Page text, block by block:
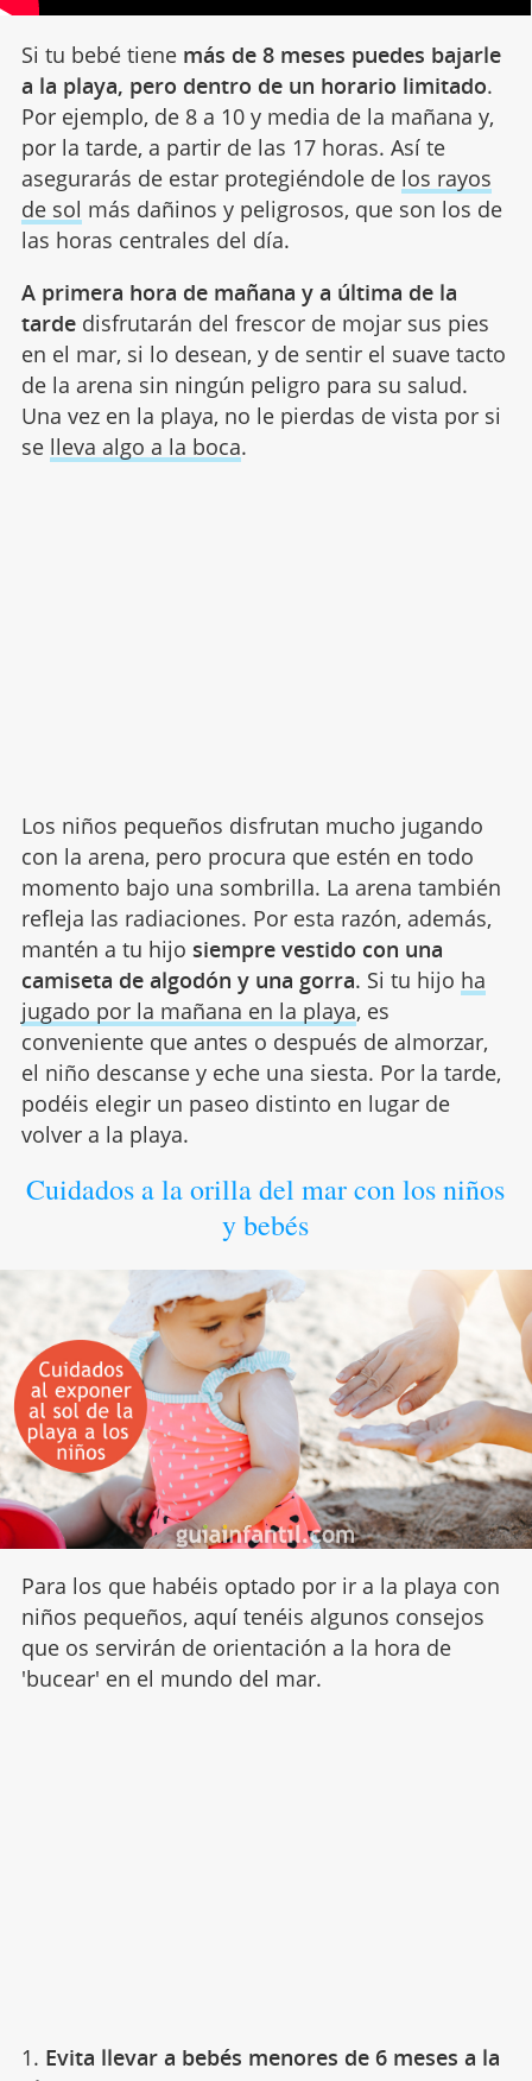
Si tu bebé tiene más de 8 meses puedes bajarle
a la playa, pero dentro de un horario limitado.
Por ejemplo, de 8 a 10 y media de la mañana y,
por la tarde, a partir de las 17 horas. Así te
asegurarás de estar protegiéndole de los rayos
de sol más dañinos y peligrosos, que son los de
las horas centrales del día.
A primera hora de mañana y a última de la
tardedisfrutarán del frescor de mojar sus pies
en el mar, si lo desean, y de sentir el suave tacto
de la arena sin ningún peligro para su salud.
Una vez en la playa, no le pierdas de vista por si
se lleva algo a la boca.
Los niños pequeños disfrutan mucho jugando
con la arena, pero procura que estén en todo
momento bajo una sombrilla. La arena también
refleja las radiaciones. Por esta razón, además,
mantén a tu hijo siempre vestido con una
camiseta de algodón y una gorra. Si tu hijo ha
jugado por la mañana en la playa, es
conveniente que antes o después de almorzar,
el niño descanse y eche una siesta. Por la tarde,
podéis elegir un paseo distinto en lugar de
volver a la playa.
Cuidados a la orilla del mar con los niños
y bebés
Para los que habéis optado por ir a la playa con
niños pequeños, aquí tenéis algunos consejos
que os servirán de orientación a la hora de
'bucear' en el mundo del mar.
1. Evita llevar a bebés menores de 6 meses a la